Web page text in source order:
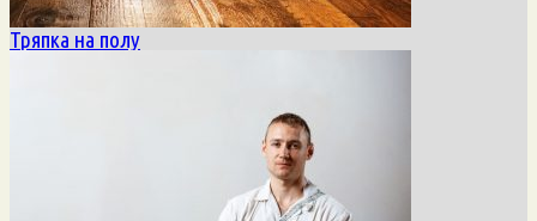
Тряпка на полу